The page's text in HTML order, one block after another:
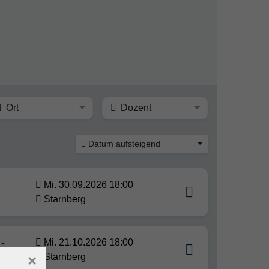
Ort Dozent
Datum aufsteigend
Mi. 30.09.2026 18:00
Starnberg
Mi. 21.10.2026 18:00
Starnberg
×